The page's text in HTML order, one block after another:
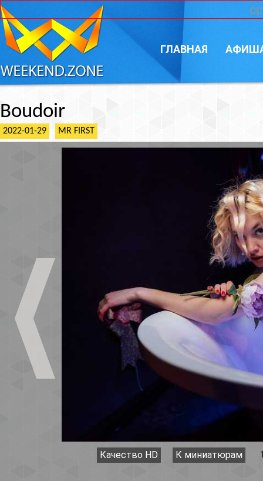
ГЛАВНАЯ
Boudoir
2022-01-29 MR FIRST
Качество HD К миниатюрам